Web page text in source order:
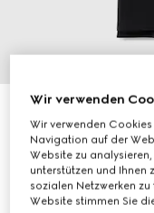
Poloshirt aus
CHF 550
Variantenschwarz
Wir verwenden
Wir verwenden
Navigation auf der
Website zu
unterstützen und Ihnen
sozialen Netzwerken
Website stimmen Sie